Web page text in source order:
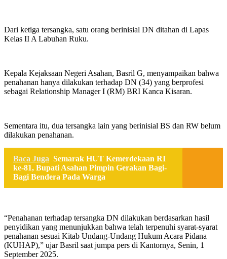
Dari ketiga tersangka, satu orang berinisial DN ditahan di Lapas
Kelas II A Labuhan Ruku.
Kepala Kejaksaan Negeri Asahan, Basril G, menyampaikan bahwa
penahanan hanya dilakukan terhadap DN (34) yang berprofesi
sebagai Relationship Manager I (RM) BRI Kanca Kisaran.
Sementara itu, dua tersangka lain yang berinisial BS dan RW belum
dilakukan penahanan.
Baca Juga Semarak HUT Kemerdekaan RI
ke-81, Bupati Asahan Pimpin Gerakan Bagi-
Bagi Bendera Pada Warga
“Penahanan terhadap tersangka DN dilakukan berdasarkan hasil
penyidikan yang menunjukkan bahwa telah terpenuhi syarat-syarat
penahanan sesuai Kitab Undang-Undang Hukum Acara Pidana
(KUHAP),” ujar Basril saat jumpa pers di Kantornya, Senin, 1
September 2025.